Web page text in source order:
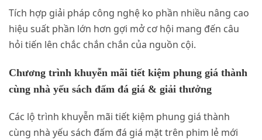
Tích hợp giải pháp công nghệ ko phần nhiều nâng cao
hiệu suất phần lớn hơn gợi mở cơ hội mang đến câu
hỏi tiến lên chắc chắn chắn của nguồn cội.
Chương trình khuyễn mãi tiết kiệm phung giá thành
cùng nhà yếu sách đấm đá giá & giải thưởng
Các lộ trình khuyễn mãi tiết kiệm phung giá thành
cùng nhà yếu sách đấm đá giá mặt trên phim lẻ mới